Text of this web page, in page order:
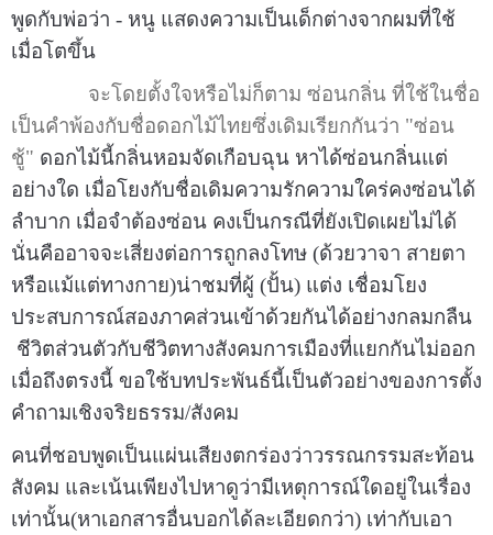
พูดกับพ่อว่า - หนู แสดงความเป็นเด็กต่างจากผมที่ใช้
เมื่อโตขึ้น
จะโดยตั้งใจหรือไม่ก็ตาม ซ่อนกลิ่น ที่ใช้ในชื่อ
เป็นคำพ้องกับชื่อดอกไม้ไทยซึ่งเดิมเรียกกันว่า "ซ่อน
ชู้" ดอกไม้นี้กลิ่นหอมจัดเกือบฉุน หาได้ซ่อนกลิ่นแต่
อย่างใด เมื่อโยงกับชื่อเดิมความรักความใคร่คงซ่อนได้
ลำบาก เมื่อจำต้องซ่อน คงเป็นกรณีที่ยังเปิดเผยไม่ได้
นั่นคืออาจจะเสี่ยงต่อการถูกลงโทษ (ด้วยวาจา สายตา
หรือแม้แต่ทางกาย)น่าชมที่ผู้ (ปั้น) แต่ง เชื่อมโยง
ประสบการณ์สองภาคส่วนเข้าด้วยกันได้อย่างกลมกลืน
ชีวิตส่วนตัวกับชีวิตทางสังคมการเมืองที่แยกกันไม่ออก
เมื่อถึงตรงนี้ ขอใช้บทประพันธ์นี้เป็นตัวอย่างของการตั้ง
คำถามเชิงจริยธรรม/สังคม
คนที่ชอบพูดเป็นแผ่นเสียงตกร่องว่าวรรณกรรมสะท้อน
สังคม และเน้นเพียงไปหาดูว่ามีเหตุการณ์ใดอยู่ในเรื่อง
เท่านั้น(หาเอกสารอื่นบอกได้ละเอียดกว่า) เท่ากับเอา